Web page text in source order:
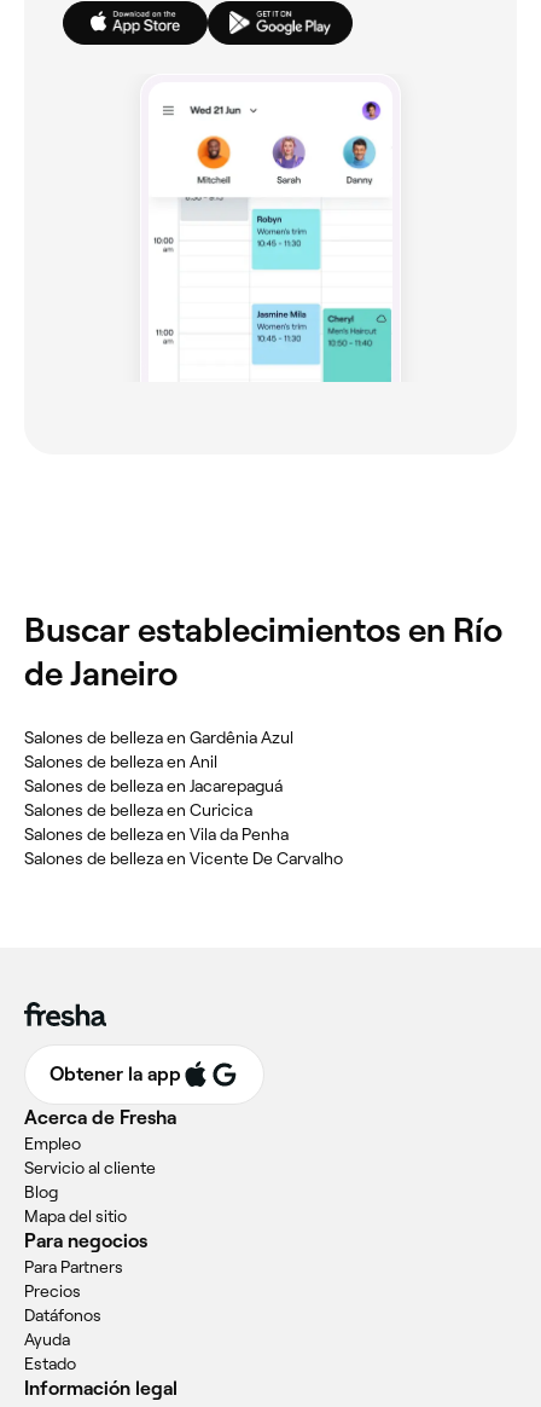
Buscar establecimientos en Río
de Janeiro
Salones de belleza en Gardênia Azul
Salones de belleza en Anil
Salones de belleza en Jacarepaguá
Salones de belleza en Curicica
Salones de belleza en Vila da Penha
Salones de belleza en Vicente De Carvalho
Obtener la app
Acerca de Fresha
Empleo
Servicio al cliente
Blog
Mapa del sitio
Para negocios
Para Partners
Precios
Datáfonos
Ayuda
Estado
Información legal